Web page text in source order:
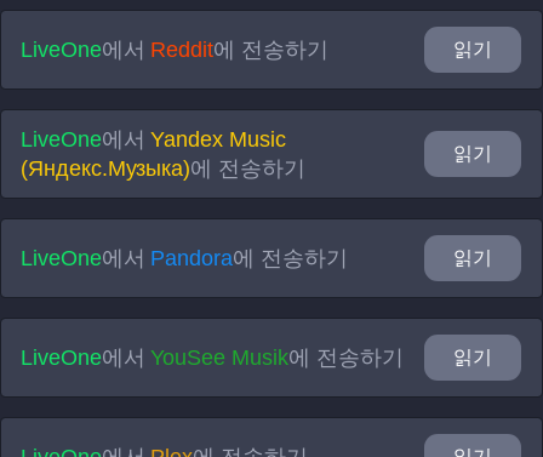
LiveOne에서 Reddit에 전송하기 읽기
LiveOne에서Yandex Music
(Яндекс.Музыка)에 전송하기
읽기
LiveOne에서 Pandora에 전송하기 읽기
LiveOne에서YouSee Musik에 전송하기 읽기